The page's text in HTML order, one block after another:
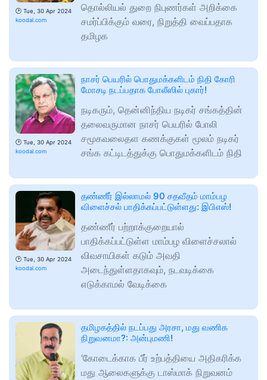
🕑 Tue, 30 Apr 2024
koodal.com
தொல்லியல் துறை நிபுணர்கள் அறிக்கை
சமர்ப்பிக்கும் வரை, நிறுத்தி வைப்பதாக
தமிழக
🕑 Tue, 30 Apr 2024
koodal.com
நாசர் பெயரில் பொதுமக்களிடம் நிதி கோரி
மோசடி நடப்பதாக போலீஸில் புகார்!
நடிகரும், தென்னிந்திய நடிகர் சங்கத்தின்
தலைவருமான நாசர் பெயரில் போலி
சமூகவலைதள கணக்குகள் மூலம் நடிகர்
சங்க கட்டிடத்துக்கு பொதுமக்களிடம் நிதி
🕑 Tue, 30 Apr 2024
koodal.com
தண்ணீர் இல்லாமல் 90 சதவீதம் மாம்பழ
விளைச்சல் பாதிக்கப்பட்டுள்ளது: இபிஎஸ்!
தண்ணீர் பற்றாக்குறையால்
பாதிக்கப்பட்டுள்ள மாம்பழ விளைச்சலால்
விவசாயிகள் கடும் அவதி
அடைந்துள்ளதாகவும், நடவடிக்கை
எடுக்காமல் வேடிக்கை
தமிழகத்தில் நடப்பது அரசா, மது வணிக
நிறுவனமா?: அன்புமணி!
‘கோடைக்காக பீர் உற்பத்தியை அதிகரிக்க
மது ஆலைகளுக்கு டாஸ்மாக் நிறுவனம்